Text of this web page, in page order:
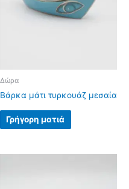
Δώρα
Βάρκα μάτι τυρκουάζ μεσαία
Γρήγορη ματιά